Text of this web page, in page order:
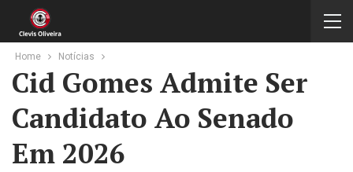
Home Notícias
Cid Gomes Admite Ser
Candidato Ao Senado
Em 2026